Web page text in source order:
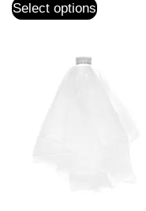
Select options